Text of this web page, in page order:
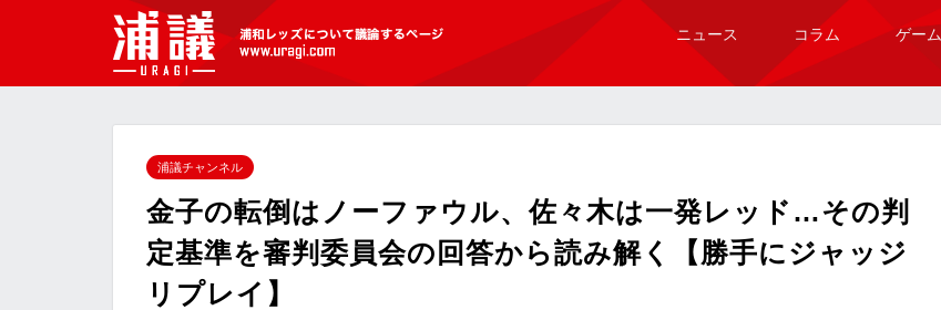
[浦議]浦和レッズについて議論するペ
ニュース コラム ゲーム
浦議チャンネル
金子の転倒はノーファウル、佐々木は一発レッド…その判
定基準を審判委員会の回答から読み解く【勝手にジャッジ
リプレイ】